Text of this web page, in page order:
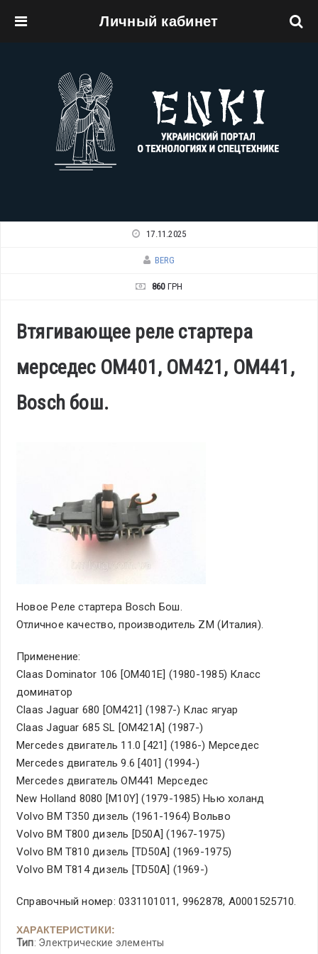
Личный кабинет
17.11.2025
BERG
860 ГРН
Втягивающее реле стартера
мерседес OM401, OM421, OM441,
Bosch бош.
Новое Реле стартера Bosch Бош.
Отличное качество, производитель ZM (Италия).
Применение:
Claas Dominator 106 [OM401E] (1980-1985) Класс
доминатор
Claas Jaguar 680 [OM421] (1987-) Клас ягуар
Claas Jaguar 685 SL [OM421A] (1987-)
Mercedes двигатель 11.0 [421] (1986-) Мерседес
Mercedes двигатель 9.6 [401] (1994-)
Mercedes двигатель OM441 Мерседес
New Holland 8080 [M10Y] (1979-1985) Нью холанд
Volvo BM T350 дизель (1961-1964) Вольво
Volvo BM T800 дизель [D50A] (1967-1975)
Volvo BM T810 дизель [TD50A] (1969-1975)
Volvo BM T814 дизель [TD50A] (1969-)
Справочный номер: 0331101011, 9962878, A0001525710.
ХАРАКТЕРИСТИКИ:
Тип: Электрические элементы